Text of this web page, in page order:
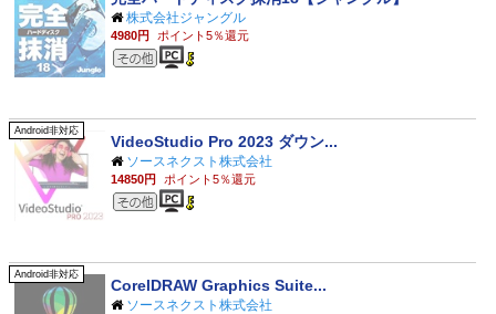
株式会社ジャングル
4980円 ポイント5％還元
その他のジャンル
Android非対応
VideoStudio Pro 2023 ダウン...
ソースネクスト株式会社
14850円 ポイント5％還元
その他のジャンル
Android非対応
CorelDRAW Graphics Suite...
ソースネクスト株式会社